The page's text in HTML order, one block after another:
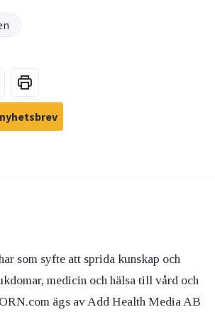
som syfte att sprida kunskap och
medicin och hälsa till vård och
ägs av Add Health Media AB